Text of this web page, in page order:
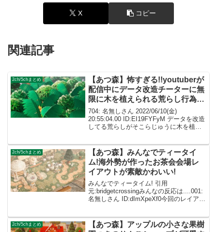
X コピー
関連記事
2ch/5chまとめ
【あつ森】怖すぎる!!youtuberが
配信中にデータ改造チーターに無
限に木を植えられる荒らし行為が
発生してしまう…..
704: 名無しさん 2022/06/10(金)
20:55:04.00 ID:EI19FYFyM データを改造
してる荒らしがそこらじゅうに木を植え
2ch/5chまとめ
【あつ森】みんなでティータイ
ム!海外勢が作ったお茶会会場レ
イアウトが素敵かわいい!
みんなでティータイム! 引用
元:bridgetcrossingみんなの反応は....001:
名無しさん ID:dImXpeXf0今回のレイアウ
愛い...
2ch/5chまとめ
【あつ森】アップルの小さな果樹